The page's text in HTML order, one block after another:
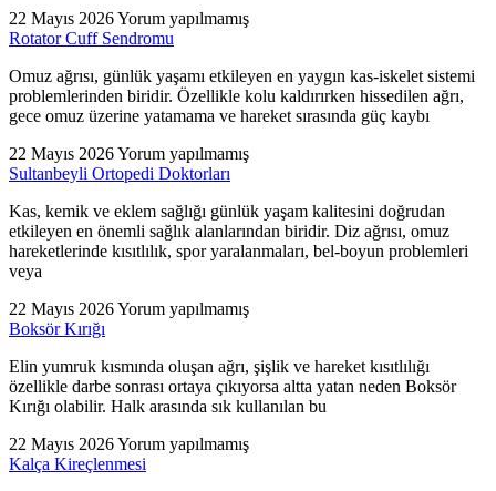
22 Mayıs 2026Yorum yapılmamış
Rotator Cuff Sendromu
Omuz ağrısı, günlük yaşamı etkileyen en yaygın kas-iskelet sistemi
problemlerinden biridir. Özellikle kolu kaldırırken hissedilen ağrı,
gece omuz üzerine yatamama ve hareket sırasında güç kaybı
22 Mayıs 2026Yorum yapılmamış
Sultanbeyli Ortopedi Doktorları
Kas, kemik ve eklem sağlığı günlük yaşam kalitesini doğrudan
etkileyen en önemli sağlık alanlarından biridir. Diz ağrısı, omuz
hareketlerinde kısıtlılık, spor yaralanmaları, bel-boyun problemleri
veya
22 Mayıs 2026Yorum yapılmamış
Boksör Kırığı
Elin yumruk kısmında oluşan ağrı, şişlik ve hareket kısıtlılığı
özellikle darbe sonrası ortaya çıkıyorsa altta yatan neden Boksör
Kırığı olabilir. Halk arasında sık kullanılan bu
22 Mayıs 2026Yorum yapılmamış
Kalça Kireçlenmesi